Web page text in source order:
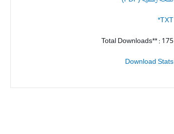
TXT*
Total Downloads** : 175
Download Stats